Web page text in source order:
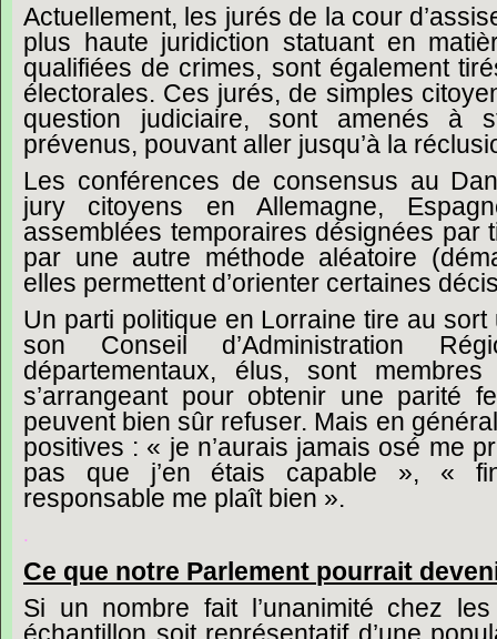
Actuellement, les jurés de la cour
plus haute juridiction statuant en
qualifiées de crimes, sont également
électorales. Ces jurés, de simples
question
judiciaire, sont amenés à
prévenus, pouvant aller jusqu’à la
Les conférences de consensus au
jury
citoyens en Allemagne,
assemblées temporaires désignées par
par une autre méthode aléatoire
elles permettent d’orienter certaines
Un parti politique en Lorraine tire au sort
son
Conseil d’Administration
départementaux,
élus, sont
membres
s’arrangeant pour obtenir une parité
peuvent bien sûr refuser. Mais en
positives : « je n’aurais jamais osé me
pas
que j’en étais capable »,
«
responsable me plaît bien ».
.
Ce que notre Parlement pourrait
Si un nombre fait l’unanimité chez les
échantillon soit représentatif d’une